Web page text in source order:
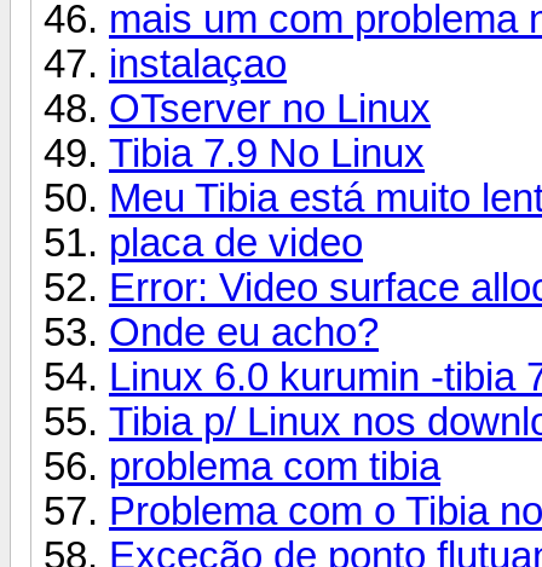
mais um com problema
instalaçao
OTserver no Linux
Tibia 7.9 No Linux
Meu Tibia está muito
placa de video
Error: Video surface
Onde eu acho?
Linux 6.0 kurumin -tibia
Tibia p/ Linux nos
problema com tibia
Problema com o Tibia
Exceção de ponto